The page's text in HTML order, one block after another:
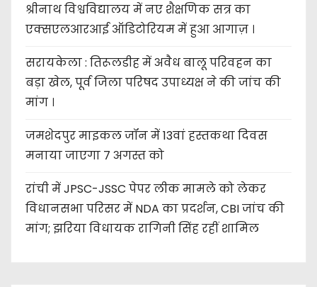
श्रीनाथ विश्वविद्यालय में नए शैक्षणिक सत्र का
एक्सएलआरआई ऑडिटोरियम में हुआ आगाज़ ।
सरायकेला : तिरूलडीह में अवैध बालू परिवहन का
बड़ा खेल, पूर्व जिला परिषद उपाध्यक्ष ने की जांच की
मांग ।
जमशेदपुर माइकल जॉन में 13वां हस्तकथा दिवस
मनाया जाएगा 7 अगस्त को
रांची में JPSC-JSSC पेपर लीक मामले को लेकर
विधानसभा परिसर में NDA का प्रदर्शन, CBI जांच की
मांग; झरिया विधायक रागिनी सिंह रहीं शामिल